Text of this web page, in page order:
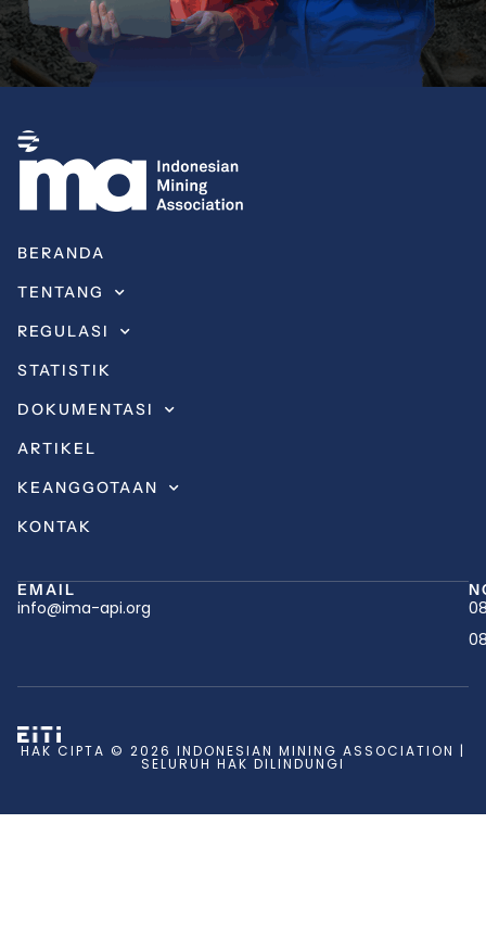
BERANDA
TENTANG
REGULASI
STATISTIK
DOKUMENTASI
ARTIKEL
KEANGGOTAAN
KONTAK
EMAIL
info@ima-api.org
HAK CIPTA © 2026 INDONESIAN MINING ASSOCIATION |
SELURUH HAK DILINDUNGI